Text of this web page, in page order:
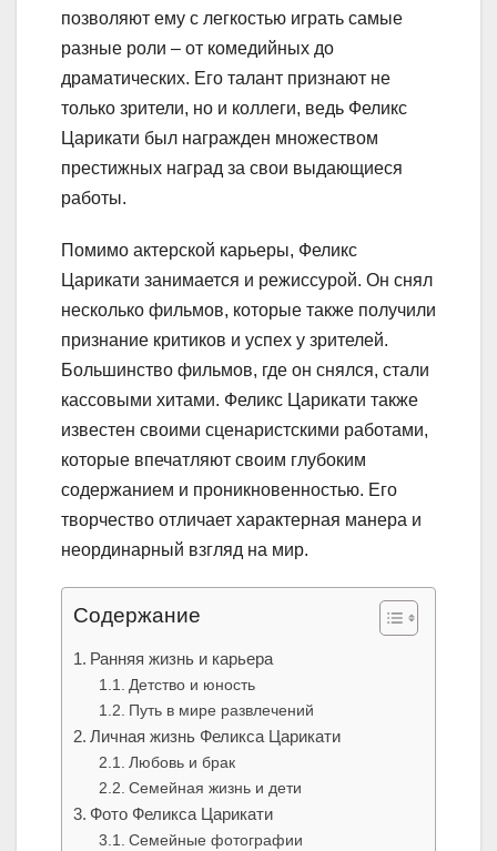
позволяют ему с легкостью играть самые
разные роли – от комедийных до
драматических. Его талант признают не
только зрители, но и коллеги, ведь Феликс
Царикати был награжден множеством
престижных наград за свои выдающиеся
работы.
Помимо актерской карьеры, Феликс
Царикати занимается и режиссурой. Он снял
несколько фильмов, которые также получили
признание критиков и успех у зрителей.
Большинство фильмов, где он снялся, стали
кассовыми хитами. Феликс Царикати также
известен своими сценаристскими работами,
которые впечатляют своим глубоким
содержанием и проникновенностью. Его
творчество отличает характерная манера и
неординарный взгляд на мир.
Содержание
Ранняя жизнь и карьера
Детство и юность
Путь в мире развлечений
Личная жизнь Феликса Царикати
Любовь и брак
Семейная жизнь и дети
Фото Феликса Царикати
Семейные фотографии